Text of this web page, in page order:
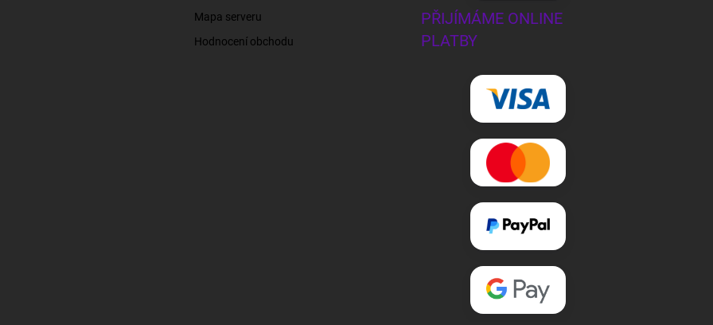
Mapa serveru
Hodnocení obchodu
PŘIJÍMÁME ONLINE
PLATBY